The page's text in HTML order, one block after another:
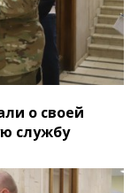
о своей
службу